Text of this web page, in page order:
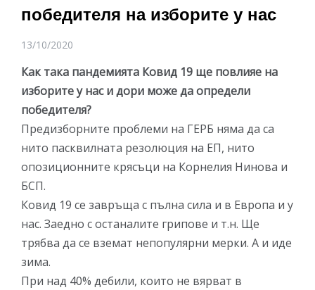
победителя на изборите у нас
13/10/2020
Как така пандемията Ковид 19 ще повлияе на
изборите у нас и дори може да определи
победителя?
Предизборните проблеми на ГЕРБ няма да са
нито пасквилната резолюция на ЕП, нито
опозиционните крясъци на Корнелия Нинова и
БСП.
Ковид 19 се завръща с пълна сила и в Европа и у
нас. Заедно с останалите грипове и т.н. Ще
трябва да се вземат непопулярни мерки. А и иде
зима.
При над 40% дебили, които не вярват в